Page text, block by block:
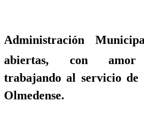
Administración
abiertas, con amor
trabajando al servicio de
Olmedense.